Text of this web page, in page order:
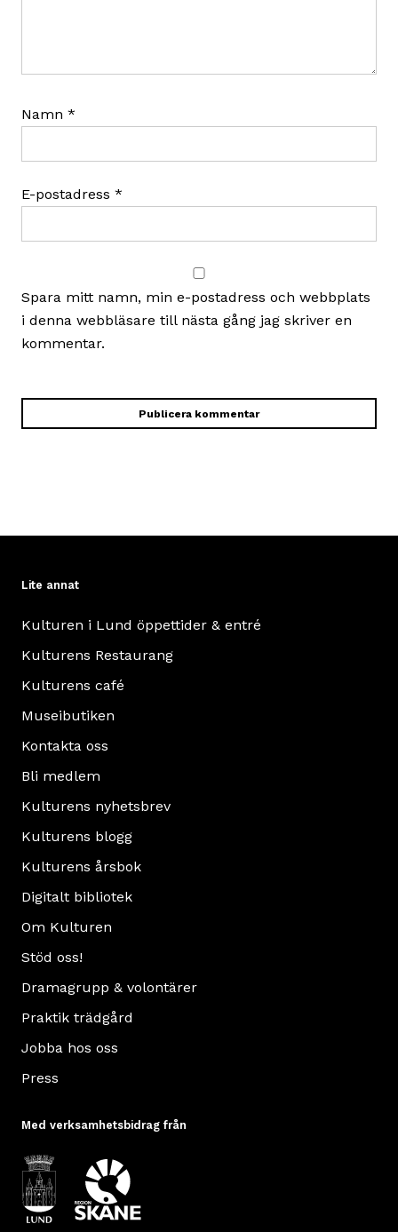
Namn *
E-postadress *
Spara mitt namn, min e-postadress och webbplats
i denna webbläsare till nästa gång jag skriver en
kommentar.
Lite annat
Kulturen i Lund öppettider & entré
Kulturens Restaurang
Kulturens café
Museibutiken
Kontakta oss
Bli medlem
Kulturens nyhetsbrev
Kulturens blogg
Kulturens årsbok
Digitalt bibliotek
Om Kulturen
Stöd oss!
Dramagrupp & volontärer
Praktik trädgård
Jobba hos oss
Press
Med verksamhetsbidrag från